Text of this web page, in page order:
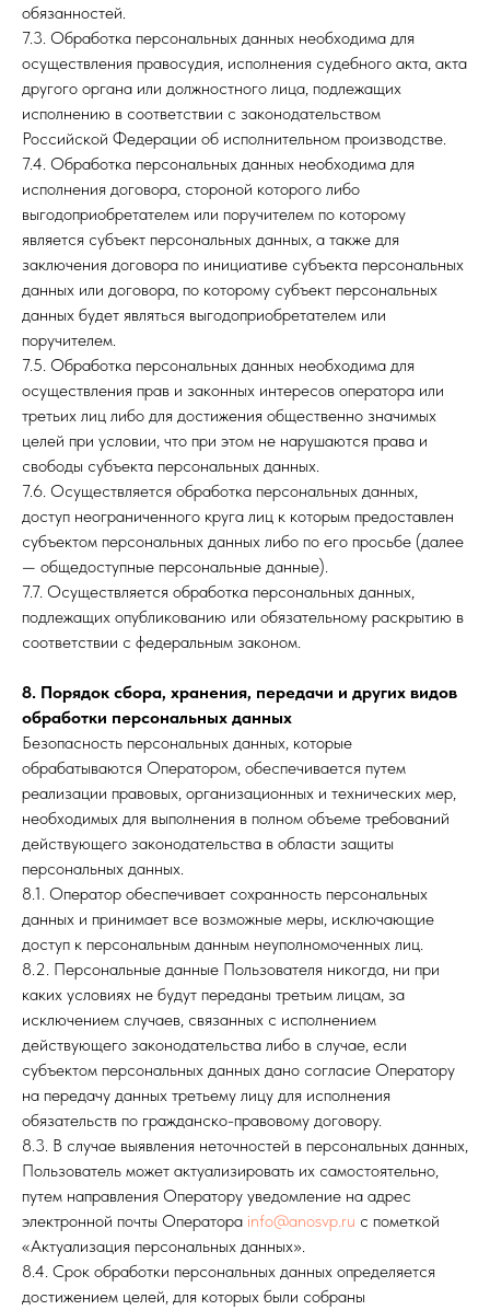
обязанностей.
7.3. Обработка персональных данных необходима для
осуществления правосудия, исполнения судебного акта, акта
другого органа или должностного лица, подлежащих
исполнению в соответствии с законодательством
Российской Федерации об исполнительном производстве.
7.4. Обработка персональных данных необходима для
исполнения договора, стороной которого либо
выгодоприобретателем или поручителем по которому
является субъект персональных данных, а также для
заключения договора по инициативе субъекта персональных
данных или договора, по которому субъект персональных
данных будет являться выгодоприобретателем или
поручителем.
7.5. Обработка персональных данных необходима для
осуществления прав и законных интересов оператора или
третьих лиц либо для достижения общественно значимых
целей при условии, что при этом не нарушаются права и
свободы субъекта персональных данных.
7.6. Осуществляется обработка персональных данных,
доступ неограниченного круга лиц к которым предоставлен
субъектом персональных данных либо по его просьбе (далее
— общедоступные персональные данные).
7.7. Осуществляется обработка персональных данных,
подлежащих опубликованию или обязательному раскрытию в
соответствии с федеральным законом.
8. Порядок сбора, хранения, передачи и других видов
обработки персональных данных
Безопасность персональных данных, которые
обрабатываются Оператором, обеспечивается путем
реализации правовых, организационных и технических мер,
необходимых для выполнения в полном объеме требований
действующего законодательства в области защиты
персональных данных.
8.1. Оператор обеспечивает сохранность персональных
данных и принимает все возможные меры, исключающие
доступ к персональным данным неуполномоченных лиц.
8.2. Персональные данные Пользователя никогда, ни при
каких условиях не будут переданы третьим лицам, за
исключением случаев, связанных с исполнением
действующего законодательства либо в случае, если
субъектом персональных данных дано согласие Оператору
на передачу данных третьему лицу для исполнения
обязательств по гражданско-правовому договору.
8.3. В случае выявления неточностей в персональных данных,
Пользователь может актуализировать их самостоятельно,
путем направления Оператору уведомление на адрес
электронной почты Оператора info@anosvp.ru с пометкой
«Актуализация персональных данных».
8.4. Срок обработки персональных данных определяется
достижением целей, для которых были собраны